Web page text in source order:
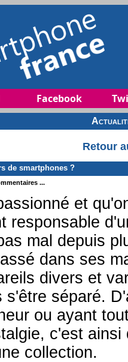
Facebook
Retour
de smartphones ?
...
et
responsable
mal depuis
dans ses
divers et
s'être séparé.
ou ayant
c'est ainsi
collection.